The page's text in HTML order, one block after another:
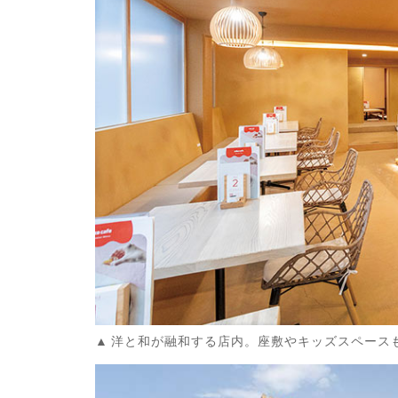
洋と和が融和する店内。座敷やキッズスペース